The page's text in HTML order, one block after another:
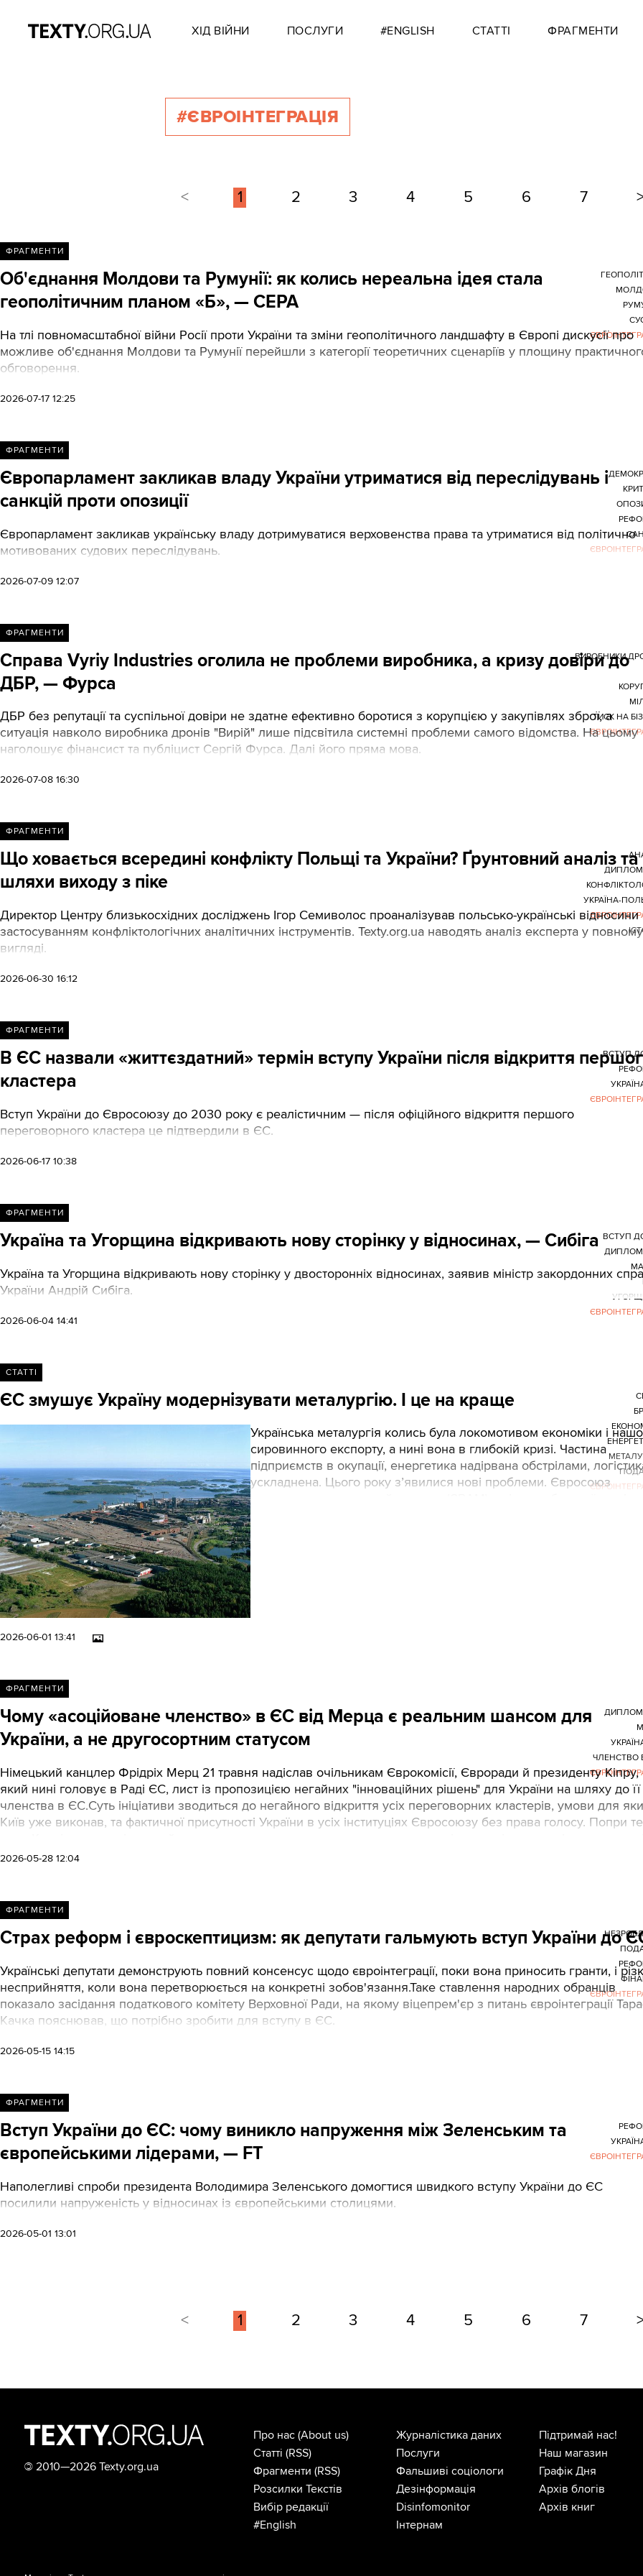
ХІД ВІЙНИ ПОСЛУГИ #ENGLISH СТАТТІ ФРАГМЕНТИ
#ЄВРОІНТЕГРАЦІЯ
< 1 2 3 4 5 6 7
ФРАГМЕНТИ
Об'єднання Молдови та Румунії: як колись нереальна ідея стала
геополітичним планом «Б», — CEPA
На тлі повномасштабної війни Росії проти України та зміни геополітичного ландшафту в Європі дискусії про
можливе об'єднання Молдови та Румунії перейшли з категорії теоретичних сценаріїв у площину
обговорення.
2026-07-17 12:25
ФРАГМЕНТИ
Європарламент закликав владу України утриматися від переслідувань і
санкцій проти опозиції
Європарламент закликав українську владу дотримуватися верховенства права та утриматися від політично
мотивованих судових переслідувань.
2026-07-09 12:07
ФРАГМЕНТИ
Справа Vyriy Industries оголила не проблеми виробника, а кризу довіри до
ДБР, — Фурса
ДБР без репутації та суспільної довіри не здатне ефективно боротися з корупцією у закупівлях зброї, а
ситуація навколо виробника дронів "Вирій" лише підсвітила системні проблеми самого відомства. На цьому
наголошує фінансист та публіцист Сергій Фурса. Далі його пряма мова.
2026-07-08 16:30
ВИРОБНИКИ
ТИСК НА
ФРАГМЕНТИ
Що ховається всередині конфлікту Польщі та України? Ґрунтовний аналіз та
шляхи виходу з піке
Директор Центру близькосхідних досліджень Ігор Семиволос проаналізував польсько-українські відносини
застосуванням конфліктологічних аналітичних інструментів. Texty.org.ua наводять аналіз експерта у повному
вигляді.
2026-06-30 16:12
УКРАЇНА-
ФРАГМЕНТИ
В ЄС назвали «життєздатний» термін вступу України після відкриття
кластера
Вступ України до Євросоюзу до 2030 року є реалістичним — після офіційного відкриття першого
переговорного кластера це підтвердили в ЄС.
2026-06-17 10:38
ВСТУП
ФРАГМЕНТИ
Україна та Угорщина відкривають нову сторінку у відносинах, — Сибіга
Україна та Угорщина відкривають нову сторінку у двосторонніх відносинах, заявив міністр закордонних
України Андрій Сибіга.
2026-06-04 14:41
ВСТУП
СТАТТІ
ЄС змушує Україну модернізувати металургію. І це на краще
Українська металургія колись була локомотивом економіки і
сировинного експорту, а нині вона в глибокій кризі. Частина
підприємств в окупації, енергетика надірвана обстрілами,
ускладнена. Цього року з’явилися нові проблеми. Євросоюз
2026-06-01 13:41
ФРАГМЕНТИ
Чому «асоційоване членство» в ЄС від Мерца є реальним шансом для
України, а не другосортним статусом
Німецький канцлер Фрідріх Мерц 21 травня надіслав очільникам Єврокомісії, Євроради й президенту Кіпру,
який нині головує в Раді ЄС, лист із пропозицією негайних "інноваційних рішень" для України на шляху до її
членства в ЄС.Суть ініціативи зводиться до негайного відкриття усіх переговорних кластерів, умови для
Київ уже виконав, та фактичної присутності України в усіх інституціях Євросоюзу без права голосу. Попри
крок може суттєво прискорити реальну інтеграцію та надати унікальні переваги на ранньому етапі.
2026-05-28 12:04
ЧЛЕНСТВО
ФРАГМЕНТИ
Страх реформ і євроскептицизм: як депутати гальмують вступ України до
Українські депутати демонструють повний консенсус щодо євроінтеграції, поки вона приносить гранти, і
несприйняття, коли вона перетворюється на конкретні зобов'язання.Таке ставлення народних обранців
показало засідання податкового комітету Верховної Ради, на якому віцепрем'єр з питань євроінтеграції
Качка пояснював, що потрібно зробити для вступу в ЄС.
2026-05-15 14:15
ФРАГМЕНТИ
Вступ України до ЄС: чому виникло напруження між Зеленським та
європейськими лідерами, — FT
Наполегливі спроби президента Володимира Зеленського домогтися швидкого вступу України до ЄС
посилили напруженість у відносинах із європейськими столицями.
2026-05-01 13:01
< 1 2 3 4 5 6 7
© 2010—2026 Texty.org.ua
Про нас (About us)
Статті (RSS)
Фрагменти (RSS)
Розсилки Текстів
Вибір редакції
#English
Журналістика даних
Послуги
Фальшиві соціологи
Дезінформація
Disinfomonitor
Інтернам
Підтримай нас!
Наш магазин
Графік Дня
Архів блогів
Архів книг